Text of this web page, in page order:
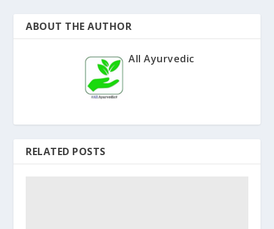
ABOUT THE AUTHOR
All Ayurvedic
RELATED POSTS